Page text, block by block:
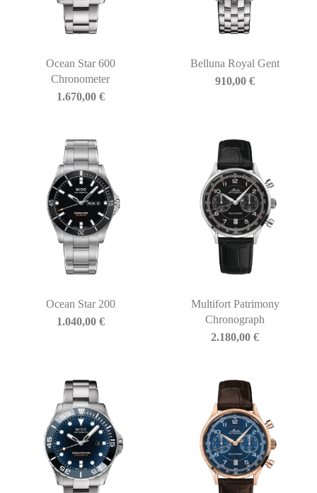
Ocean Star 600
Chronometer
1.670,00 €
Belluna Royal Gent
910,00€
Ocean Star 200
1.040,00 €
Multifort Patrimony
Chronograph
2.180,00€